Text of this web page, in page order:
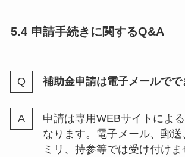
5.4 申請手続きに関するQ&A
補助金申請は電子メールでで
申請は専用WEBサイトによ
なります。電子メール、郵送
ミリ、持参等では受け付け